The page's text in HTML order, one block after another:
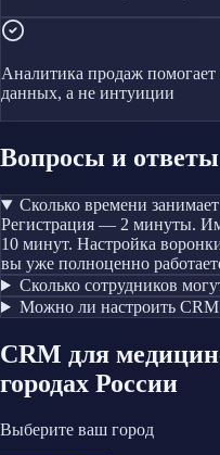
Аналитика продаж
данных, а не интуиции
Вопросы и ответы
Сколько времени
Регистрация — 2 минуты.
10 минут. Настройка
вы уже полноценно
Сколько сотрудников
Можно ли настроить CRM
CRM для
городах России
Выберите ваш город